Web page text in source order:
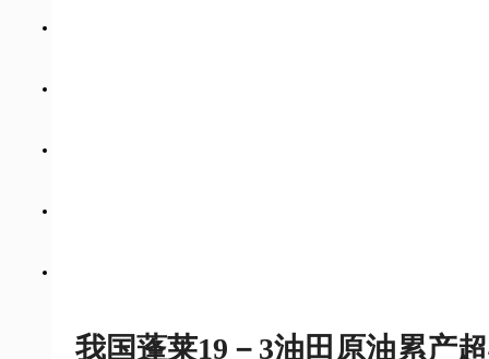
我国蓬莱19－3油田原油累产